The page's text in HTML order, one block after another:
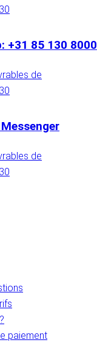
+31 85 130 8000
de
de
paiement